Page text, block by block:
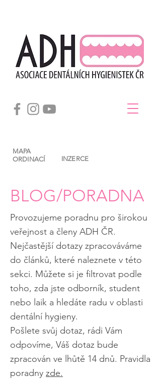
INZERCE
MAPA
ORDINACÍ
BLOG/PORADNA
Provozujeme poradnu pro širokou
veřejnost a členy ADH ČR.
Nejčastější dotazy zpracováváme
do článků, které naleznete v této
sekci. Můžete si je filtrovat podle
toho, zda jste odborník, student
nebo laik a hledáte radu v oblasti
dentální hygieny.
Pošlete svůj dotaz, rádi Vám
odpovíme, Váš dotaz bude
zpracován ve lhůtě 14 dnů. Pravidla
poradny zde.